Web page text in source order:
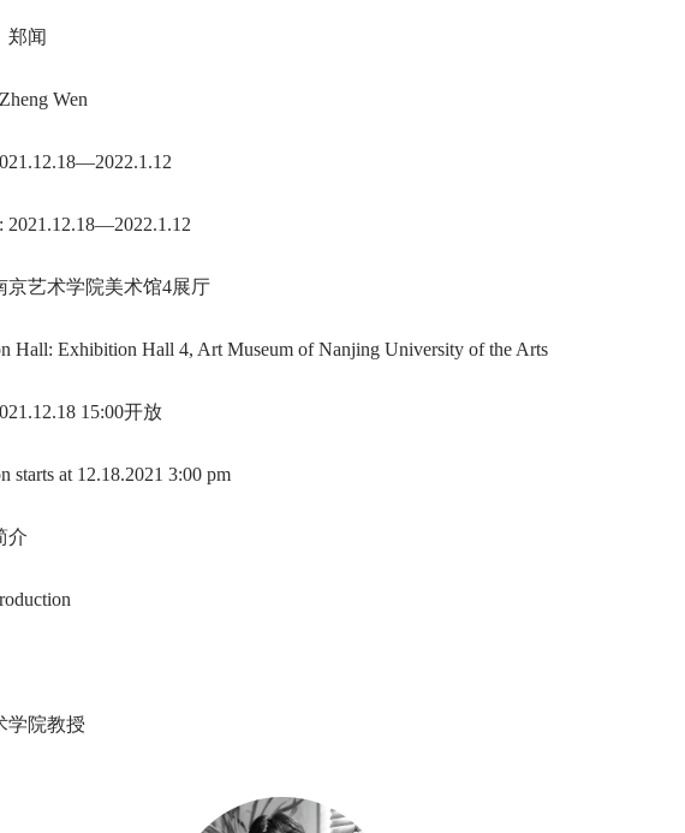
郑闻
Wen
2021.12.18—2022.1.12
京艺术学院美术馆4展厅
Hall: Exhibition Hall 4, Art Museum of Nanjing University of the Arts
15:00开放
starts at 12.18.2021 3:00 pm
介
学院教授